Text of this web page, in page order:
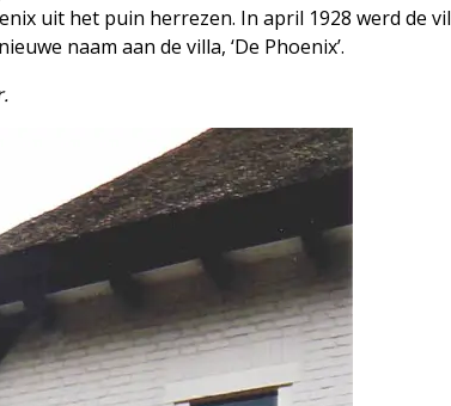
uit het puin herrezen. In april 1928 werd de
naam aan de villa, ‘De Phoenix’.